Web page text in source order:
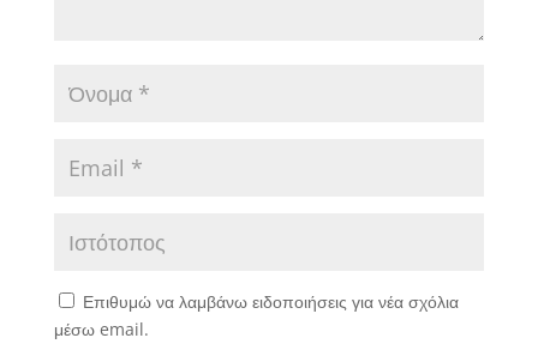
Επιθυμώ να λαμβάνω ειδοποιήσεις για νέα σχόλια
μέσω email.